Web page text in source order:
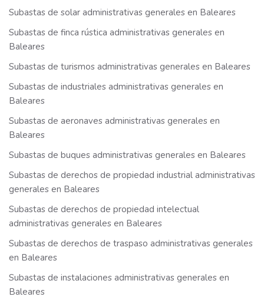
Subastas de solar administrativas generales en Baleares
Subastas de finca rústica administrativas generales en
Baleares
Subastas de turismos administrativas generales en Baleares
Subastas de industriales administrativas generales en
Baleares
Subastas de aeronaves administrativas generales en
Baleares
Subastas de buques administrativas generales en Baleares
Subastas de derechos de propiedad industrial administrativas
generales en Baleares
Subastas de derechos de propiedad intelectual
administrativas generales en Baleares
Subastas de derechos de traspaso administrativas generales
en Baleares
Subastas de instalaciones administrativas generales en
Baleares